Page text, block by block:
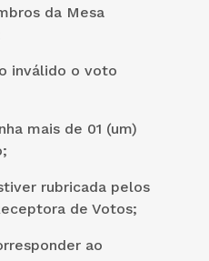
da Mesa
inválido o voto
mais de 01 (um)
rubricada pelos
de Votos;
ao